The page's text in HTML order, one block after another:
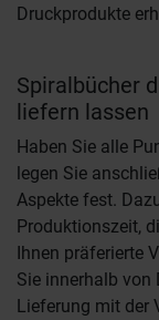
Druckprodukte
Spiralbücher
liefern lassen
Haben Sie alle
legen Sie
Aspekte fest.
Produktionszeit,
Ihnen präferierte
Sie innerhalb von
Lieferung mit der